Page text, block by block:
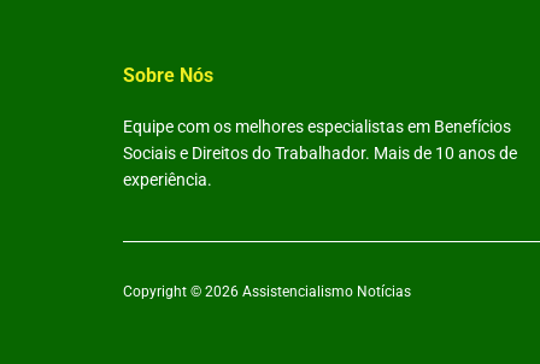
Sobre Nós
Equipe com os melhores especialistas em Benefícios
Sociais e Direitos do Trabalhador. Mais de 10 anos de
experiência.
Copyright © 2026 Assistencialismo Notícias